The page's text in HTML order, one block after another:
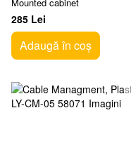
285 Lei
Adaugă în coș